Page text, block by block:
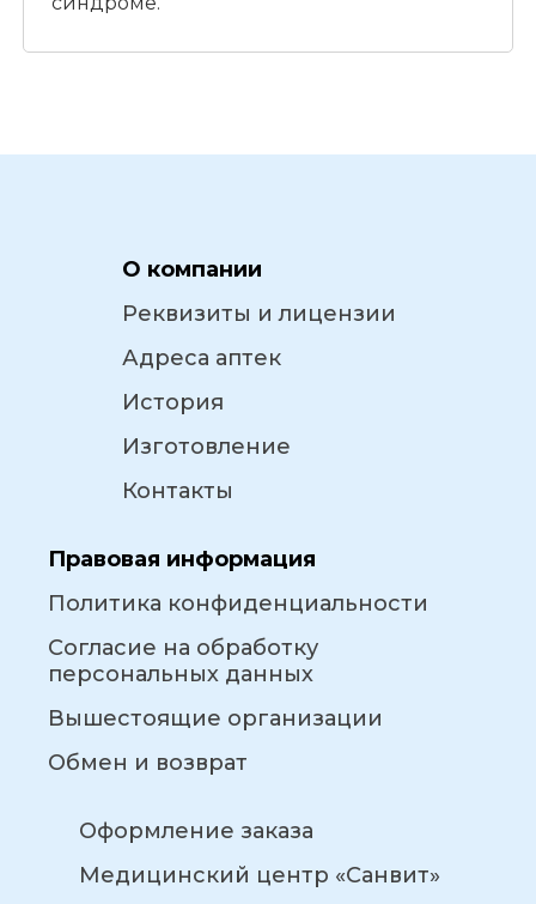
О компании
Реквизиты и лицензии
Адреса аптек
История
Изготовление
Контакты
Правовая информация
Политика конфиденциальности
Согласие на обработку
персональных данных
Вышестоящие организации
Обмен и возврат
Оформление заказа
Медицинский центр «Санвит»